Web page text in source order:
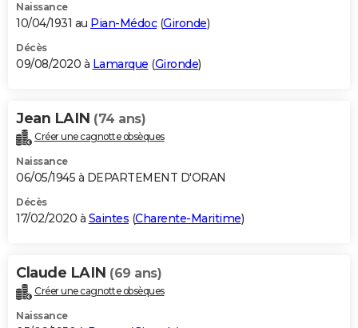
Naissance
10/04/1931 au Pian-Médoc(Gironde)
Décès
09/08/2020 à Lamarque (Gironde)
Jean LAIN (74 ans)
Créer une cagnotte obsèques
Naissance
06/05/1945 à DEPARTEMENT D'ORAN
Décès
17/02/2020 à Saintes (Charente-Maritime)
Claude LAIN (69 ans)
Créer une cagnotte obsèques
Naissance